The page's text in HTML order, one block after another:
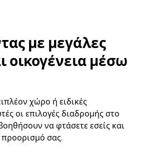
με μεγάλες
οικογένεια μέσω
χώρο ή ειδικές
οι επιλογές διαδρομής στο
να φτάσετε εσείς και
σας.